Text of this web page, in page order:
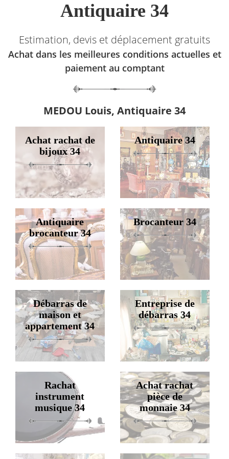
Antiquaire 34
Estimation, devis et déplacement gratuits
Achat dans les meilleures conditions actuelles et
paiement au comptant
MEDOU Louis, Antiquaire 34
Achat rachat de
bijoux 34
Antiquaire 34
Antiquaire
brocanteur 34
Brocanteur 34
Débarras de
maison et
appartement 34
Entreprise de
débarras 34
Rachat
instrument
musique 34
Achat rachat
pièce de
monnaie 34